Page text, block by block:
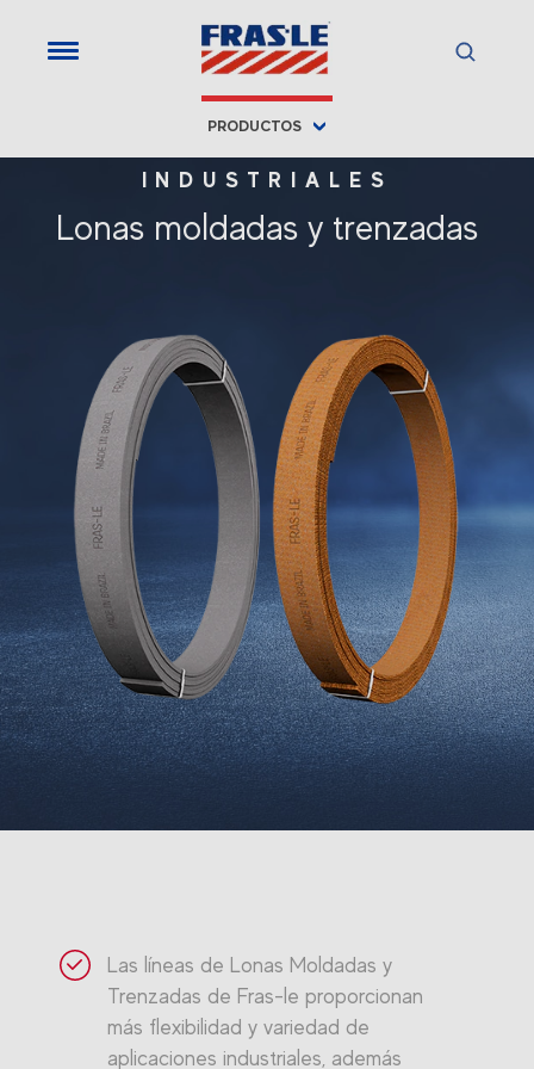
PRODUCTOS
INDUSTRIALES
Lonas moldadas y trenzadas
Las líneas de Lonas Moldadas y
Trenzadas de Fras-le proporcionan
más flexibilidad y variedad de
aplicaciones industriales, además